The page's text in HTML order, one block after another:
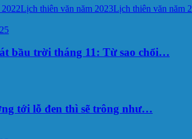
Lịch thiên văn năm 2023Lịch thiên văn năm
bầu trời tháng 11: Từ sao chổi…
tới lỗ đen thì sẽ trông như…